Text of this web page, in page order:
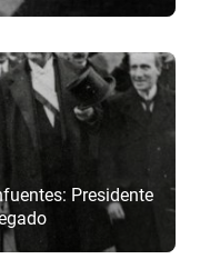
Presidente